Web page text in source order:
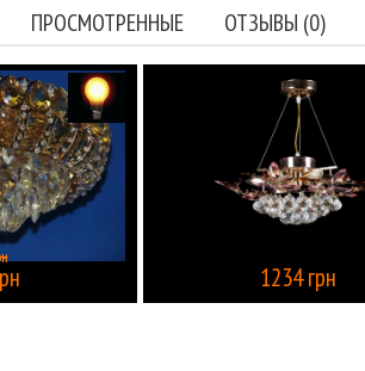
ПРОСМОТРЕННЫЕ ОТЗЫВЫ (0)
1234 грн